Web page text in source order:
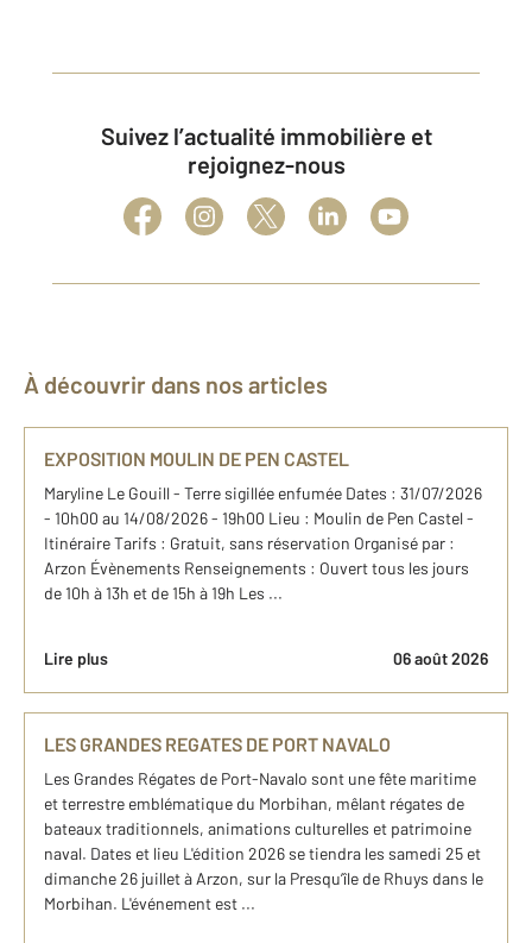
Suivez l’actualité immobilière et
rejoignez-nous
À découvrir dans nos articles
EXPOSITION MOULIN DE PEN CASTEL
Maryline Le Gouill - Terre sigillée enfumée Dates : 31/07/2026
- 10h00 au 14/08/2026 - 19h00 Lieu : Moulin de Pen Castel -
Itinéraire Tarifs : Gratuit, sans réservation Organisé par :
Arzon Évènements Renseignements : Ouvert tous les jours
de 10h à 13h et de 15h à 19h Les ...
Lire plus 06 août 2026
LES GRANDES REGATES DE PORT NAVALO
Les Grandes Régates de Port-Navalo sont une fête maritime
et terrestre emblématique du Morbihan, mêlant régates de
bateaux traditionnels, animations culturelles et patrimoine
naval. Dates et lieu L'édition 2026 se tiendra les samedi 25 et
dimanche 26 juillet à Arzon, sur la Presqu’île de Rhuys dans le
Morbihan. L'événement est ...